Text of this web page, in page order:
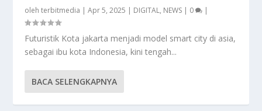
olehterbitmedia |Apr 5, 2025 | DIGITAL, NEWS | 0 |
Futuristik Kota jakarta menjadi model smart city di asia,
sebagai ibu kota Indonesia, kini tengah...
BACA SELENGKAPNYA